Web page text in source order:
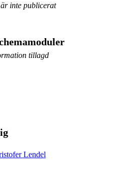
inte publicerat
tillagd
Lendel